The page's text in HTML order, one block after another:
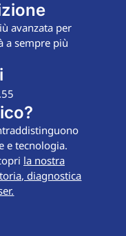
avanzata per
a sempre più
e tecnologia.
la nostra
diagnostica